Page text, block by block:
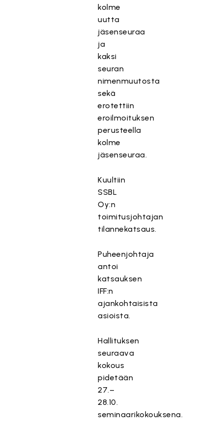
kolme
uutta
jäsenseuraa
ja
kaksi
seuran
nimenmuutosta
sekä
erotettiin
eroilmoituksen
perusteella
kolme
jäsenseuraa.
Kuultiin
SSBL
Oy:n
toimitusjohtajan
tilannekatsaus.
Puheenjohtaja
antoi
katsauksen
IFF:n
ajankohtaisista
asioista.
Hallituksen
seuraava
kokous
pidetään
27.–
28.10.
seminaarikokouksena.